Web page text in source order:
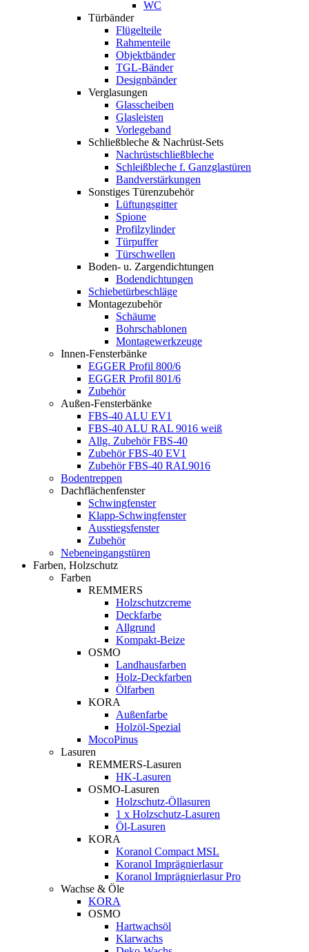
WC
Türbänder
Flügelteile
Rahmenteile
Objektbänder
TGL-Bänder
Designbänder
Verglasungen
Glasscheiben
Glasleisten
Vorlegeband
Schließbleche & Nachrüst-Sets
Nachrüstschließbleche
Schleißbleche f. Ganzglastüren
Bandverstärkungen
Sonstiges Türenzubehör
Lüftungsgitter
Spione
Profilzylinder
Türpuffer
Türschwellen
Boden- u. Zargendichtungen
Bodendichtungen
Schiebetürbeschläge
Montagezubehör
Schäume
Bohrschablonen
Montagewerkzeuge
Innen-Fensterbänke
EGGER Profil 800/6
EGGER Profil 801/6
Zubehör
Außen-Fensterbänke
FBS-40 ALU EV1
FBS-40 ALU RAL 9016 weiß
Allg. Zubehör FBS-40
Zubehör FBS-40 EV1
Zubehör FBS-40 RAL9016
Bodentreppen
Dachflächenfenster
Schwingfenster
Klapp-Schwingfenster
Ausstiegsfenster
Zubehör
Nebeneingangstüren
Farben, Holzschutz
Farben
REMMERS
Holzschutzcreme
Deckfarbe
Allgrund
Kompakt-Beize
OSMO
Landhausfarben
Holz-Deckfarben
Ölfarben
KORA
Außenfarbe
Holzöl-Spezial
MocoPinus
Lasuren
REMMERS-Lasuren
HK-Lasuren
OSMO-Lasuren
Holzschutz-Öllasuren
1 x Holzschutz-Lasuren
Öl-Lasuren
KORA
Koranol Compact MSL
Koranol Imprägnierlasur
Koranol Imprägnierlasur Pro
Wachse & Öle
KORA
OSMO
Hartwachsöl
Klarwachs